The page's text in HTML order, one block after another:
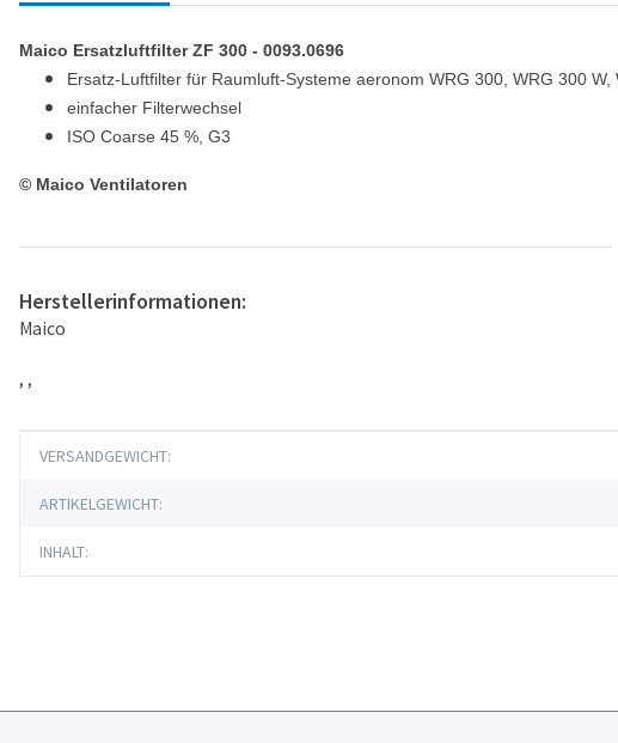
Maico Ersatzluftfilter ZF 300 - 0093.0696
Ersatz-Luftfilter für Raumluft-Systeme aeronom WRG 300, WRG 300
einfacher Filterwechsel
ISO Coarse 45 %, G3
© Maico Ventilatoren
Herstellerinformationen:
Maico
, ,
Produkteigenschaft
Wert
VERSANDGEWICHT:
ARTIKELGEWICHT:
INHALT: